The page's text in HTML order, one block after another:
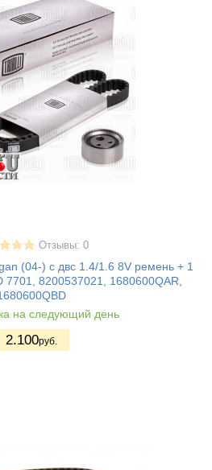
Отзывы: 0
(04-) с двс 1.4/1.6 8V ремень + 1
8200537021, 1680600QAR,
на следующий день
2.100руб.